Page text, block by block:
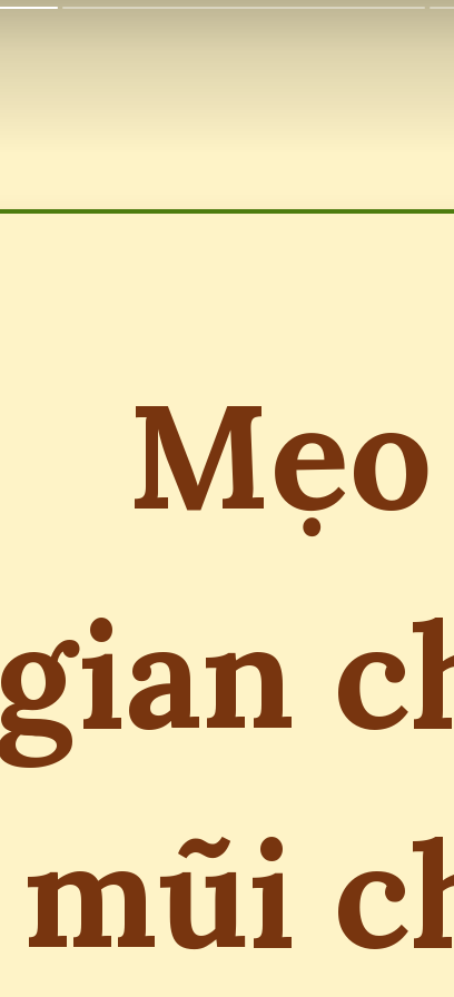
gian
mũi